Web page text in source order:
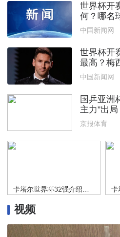
世界杯开
何？哪名
中国新闻网
世界杯开
最高？梅
中国新闻网
国乒亚洲
主力”出局
京报体育
卡塔尔世界杯32强介绍来了，你最期待哪支队伍？
视频